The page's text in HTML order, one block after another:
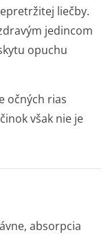
liečby.
jedincom
opuchu
očných rias
však nie je
absorpcia